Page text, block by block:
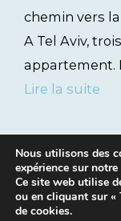
chemin vers
A Tel Aviv,
appartement.
Lire la suite
Nous utilisons des
expérience sur notre
Ce site web utilise
ou en cliquant sur «
de cookies.